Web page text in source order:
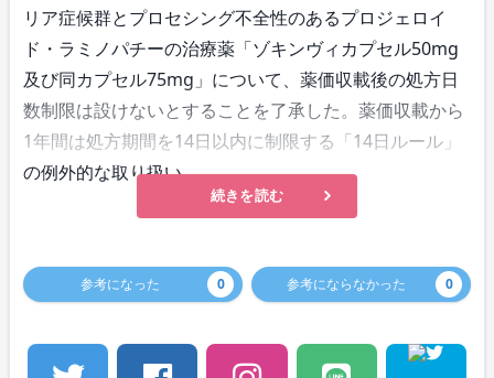
リア症候群とプロセシング不全性のあるプロジェロイ
ド・ラミノパチーの治療薬「ゾキンヴィカプセル50mg
及び同カプセル75mg」について、薬価収載後の処方日
数制限は設けないとすることを了承した。薬価収載から
1年間は処方期間を14日以内に制限する「14日ルール」
の例外的な取り扱い。
続きを読む
参考になった 0 参考にならなかった 0